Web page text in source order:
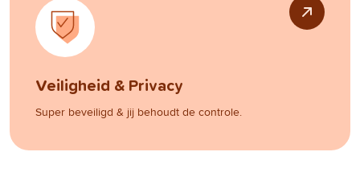
Veiligheid & Privacy
Super beveiligd & jij behoudt de controle.